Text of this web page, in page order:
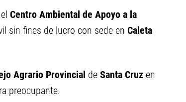
Centro Ambiental de Apoyo a la
sin fines de lucro con sede en Caleta
Agrario Provincial de Santa Cruz en
preocupante.